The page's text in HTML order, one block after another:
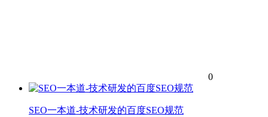
0
SEO一本道-技术研发的百度SEO规范